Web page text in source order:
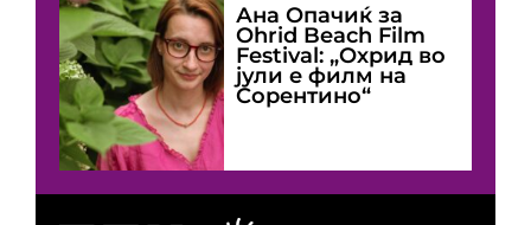
Ана Опачиќ за
Оhrid Beach Film
Festival: „Охрид во
јули е филм на
Сорентино“